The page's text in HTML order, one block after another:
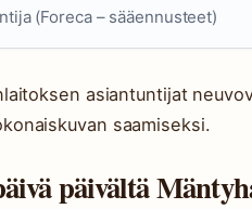
(Foreca – sääennusteet)
asiantuntijat
saamiseksi.
päivältä